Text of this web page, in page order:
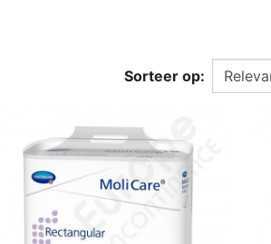
ONESIE
VAN
VOEDINGSSUPPLEMENT
PYJAMA KINDEREN
Sorteer op: